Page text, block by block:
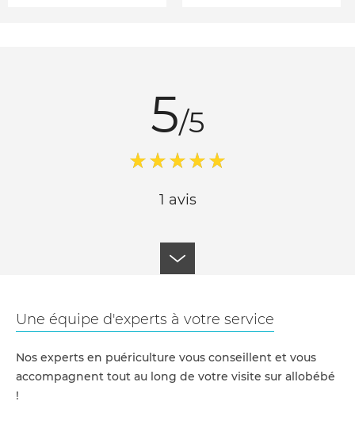
5/5
1 avis
Une équipe d'experts à votre service
Nos experts en puériculture vous conseillent et vous
accompagnent tout au long de votre visite sur allobébé
!